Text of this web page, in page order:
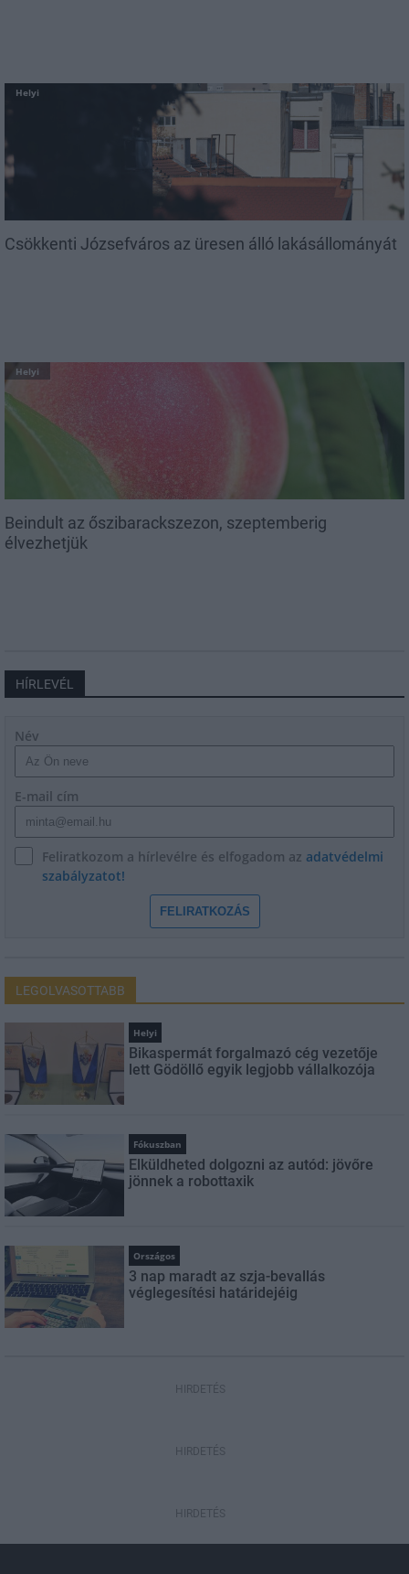
Helyi
Csökkenti Józsefváros az üresen álló lakásállományát
Helyi
Beindult az őszibarackszezon, szeptemberig
élvezhetjük
HÍRLEVÉL
Név
E-mail cím
Feliratkozom a hírlevélre és elfogadom az adatvédelmi
szabályzatot!
FELIRATKOZÁS
LEGOLVASOTTABB
Helyi
Bikaspermát forgalmazó cég vezetője
lett Gödöllő egyik legjobb vállalkozója
Fókuszban
Elküldheted dolgozni az autód: jövőre
jönnek a robottaxik
Országos
3 nap maradt az szja-bevallás
véglegesítési határidejéig
HIRDETÉS
HIRDETÉS
HIRDETÉS